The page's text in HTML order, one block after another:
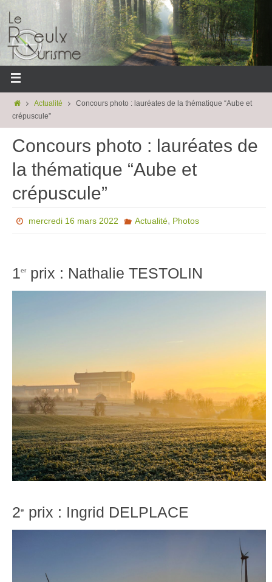
Actualité
Concours photo : lauréates de la thématique “Aube et
crépuscule”
Concours photo : lauréates de
la thématique “Aube et
crépuscule”
mercredi 16 mars 2022 Actualité, Photos
1 erprix : Nathalie TESTOLIN
2e prix : Ingrid DELPLACE